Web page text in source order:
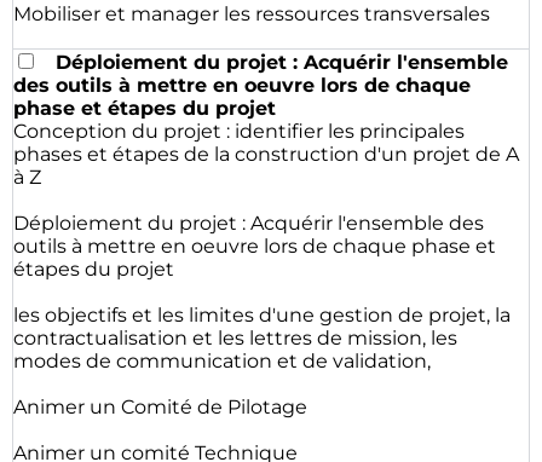
Mobiliser et manager les ressources transversales
Déploiement du projet : Acquérir l'ensemble
des outils à mettre en oeuvre lors de chaque
phase et étapes du projet
Conception du projet : identifier les principales
phases et étapes de la construction d'un projet de A
à Z
Déploiement du projet : Acquérir l'ensemble des
outils à mettre en oeuvre lors de chaque phase et
étapes du projet
les objectifs et les limites d'une gestion de projet, la
contractualisation et les lettres de mission, les
modes de communication et de validation,
Animer un Comité de Pilotage
Animer un comité Technique